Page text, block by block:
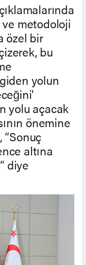
ve metodoloji
özel bir
bu
yolun
yolu açacak
önemine
altına
diye